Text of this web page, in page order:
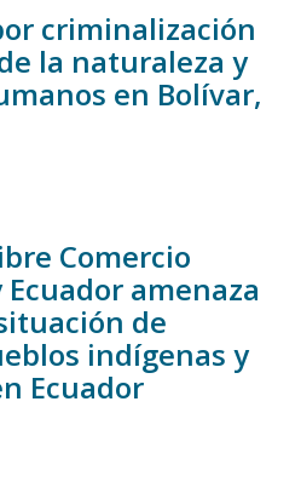
criminalización
la naturaleza y
en Bolívar,
Comercio
amenaza
de
indígenas y
Ecuador